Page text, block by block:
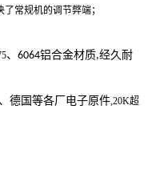
常规机的调节弊端；
、 6064铝合金材质,经久耐
德国等各厂电子原件,20K超